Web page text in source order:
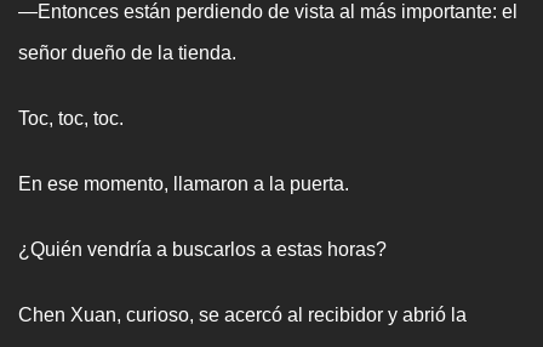
—Entonces están perdiendo de vista al más importante: el
señor dueño de la tienda.
Toc, toc, toc.
En ese momento, llamaron a la puerta.
¿Quién vendría a buscarlos a estas horas?
Chen Xuan, curioso, se acercó al recibidor y abrió la